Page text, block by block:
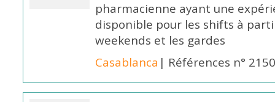
pharmacienne ayant une
disponible pour les shifts à
weekends et les gardes
Casablanca | Références n°